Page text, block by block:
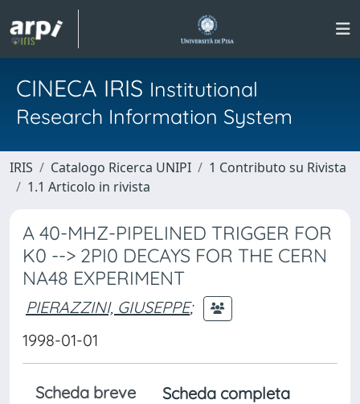
CINECA IRIS Institutional
Research Information System
IRIS Catalogo Ricerca UNIPI
1 Contributo su Rivista
1.1 Articolo in rivista
A 40-MHZ-PIPELINED TRIGGER FOR
K0 --> 2PI0 DECAYS FOR THE CERN
NA48 EXPERIMENT
PIERAZZINI, GIUSEPPE;
1998-01-01
Scheda breve
Scheda completa